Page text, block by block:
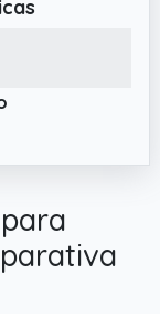
La
un
el
de
para
uso